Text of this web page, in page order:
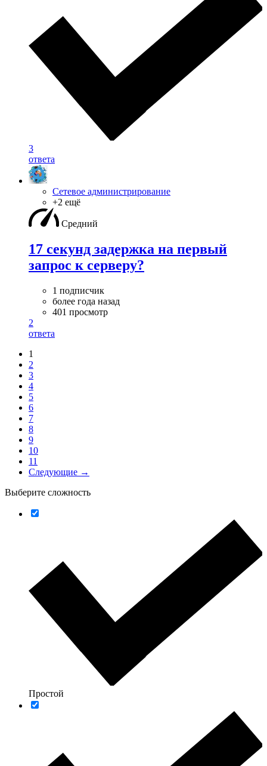
3
ответа
Сетевое администрирование
+2 ещё
Средний
17 секунд задержка на первый
запрос к серверу?
1 подписчик
более года назад
401 просмотр
2
ответа
1
2
3
4
5
6
7
8
9
10
11
Следующие →
Выберите сложность
Простой